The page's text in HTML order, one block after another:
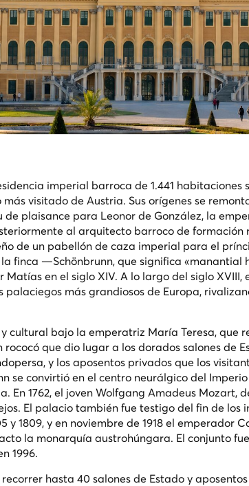
imperial barroca de 1.441
visitado de Austria. Sus orígenes se
plaisance para Leonor de González, la
al arquitecto barroco de formación
de un pabellón de caza imperial para el
la finca —Schönbrunn, que significa
en el siglo XIV. A lo largo del siglo XVIII,
palaciegos más grandiosos de Europa,
cultural bajo la emperatriz María Teresa, que
que dio lugar a los dorados salones de
y los aposentos privados que los
se convirtió en el centro neurálgico del
En 1762, el joven Wolfgang Amadeus Mozart,
El palacio también fue testigo del fin de los
y 1809, y en noviembre de 1918 el emperador
la monarquía austrohúngara. El conjunto
1996.
hasta 40 salones de Estado y